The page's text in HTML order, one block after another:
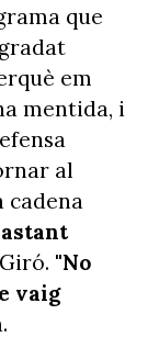
que
em
mentida, i
al
cadena
"No
vaig